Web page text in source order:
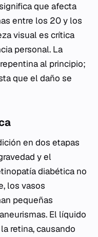
que afecta
entre los 20 y los
visual es crítica
personal. La
al principio;
que el daño se
en dos etapas
y el
diabética no
los vasos
pequeñas
El líquido
retina, causando